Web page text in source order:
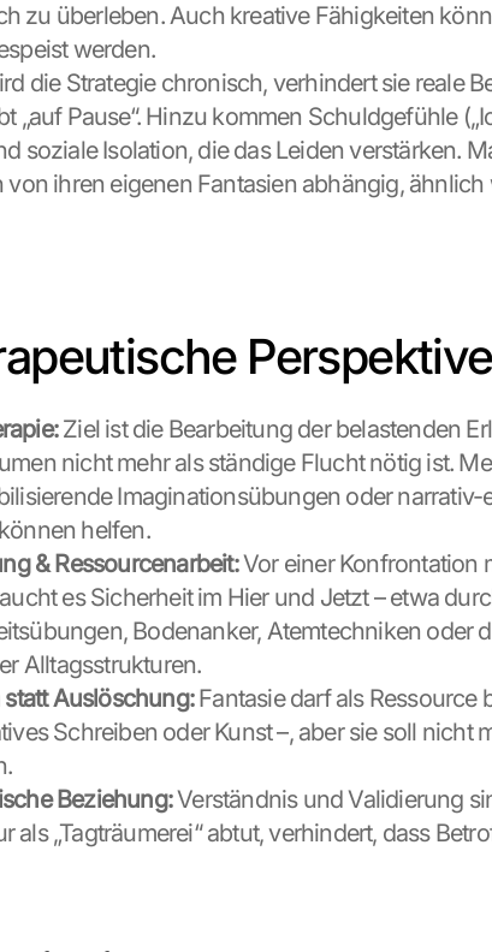
zu überleben. Auch kreative Fähigkeiten
werden.
die Strategie chronisch, verhindert sie reale
„auf Pause“. Hinzu kommen Schuldgefühle
soziale Isolation, die das Leiden verstärken.
ihren eigenen Fantasien abhängig, ähnlich
Perspektive
Ziel ist die Bearbeitung der belastenden
nicht mehr als ständige Flucht nötig ist.
Imaginationsübungen oder
helfen.
& Ressourcenarbeit: Vor einer Konfrontation
es Sicherheit im Hier und Jetzt – etwa
Bodenanker, Atemtechniken oder
Alltagsstrukturen.
Auslöschung: Fantasie darf als Ressource
Schreiben oder Kunst –, aber sie soll nicht
Beziehung: Verständnis und Validierung
als „Tagträumerei“ abtut, verhindert, dass